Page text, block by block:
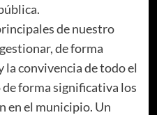
de nuestro
de forma
la convivencia de todo el
forma significativa los
en el municipio. Un